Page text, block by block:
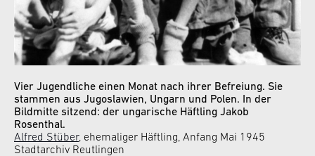
Vier Jugendliche einen Monat nach ihrer Befreiung. Sie
stammen aus Jugoslawien, Ungarn und Polen. In der
Bildmitte sitzend: der ungarische Häftling Jakob
Rosenthal.
Alfred Stüber, ehemaliger Häftling, Anfang Mai 1945
Stadtarchiv Reutlingen